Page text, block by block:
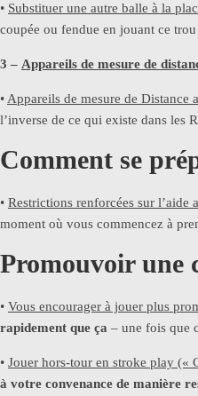
• Substituer une autre balle à la
coupée ou fendue en jouant ce
3 – Appareils de mesure de
• Appareils de mesure de Distance
l’inverse de ce qui existe dans les
Comment se
• Restrictions renforcées sur l’aide
moment où vous commencez à
Promouvoir une
• Vous encourager à jouer plus
rapidement que ça – une fois que
• Jouer hors-tour en stroke play («
à votre convenance de manière